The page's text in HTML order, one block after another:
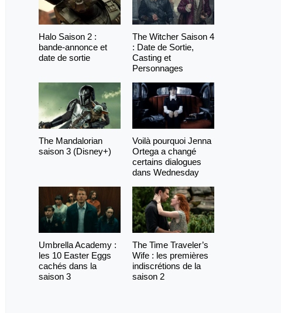
Halo Saison 2 :
bande-annonce et
date de sortie
The Witcher Saison 4
: Date de Sortie,
Casting et
Personnages
The Mandalorian
saison 3 (Disney+)
Voilà pourquoi Jenna
Ortega a changé
certains dialogues
dans Wednesday
Umbrella Academy :
les 10 Easter Eggs
cachés dans la
saison 3
The Time Traveler’s
Wife : les premières
indiscrétions de la
saison 2